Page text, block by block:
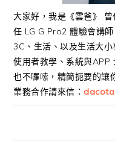
大家好，我是《雲爸》
任 LG G Pro2 體驗會講
3C、生活、以及生活大
使用者教學、系統與APP
也不囉嗦，精簡扼要的讓
業務合作請來信：